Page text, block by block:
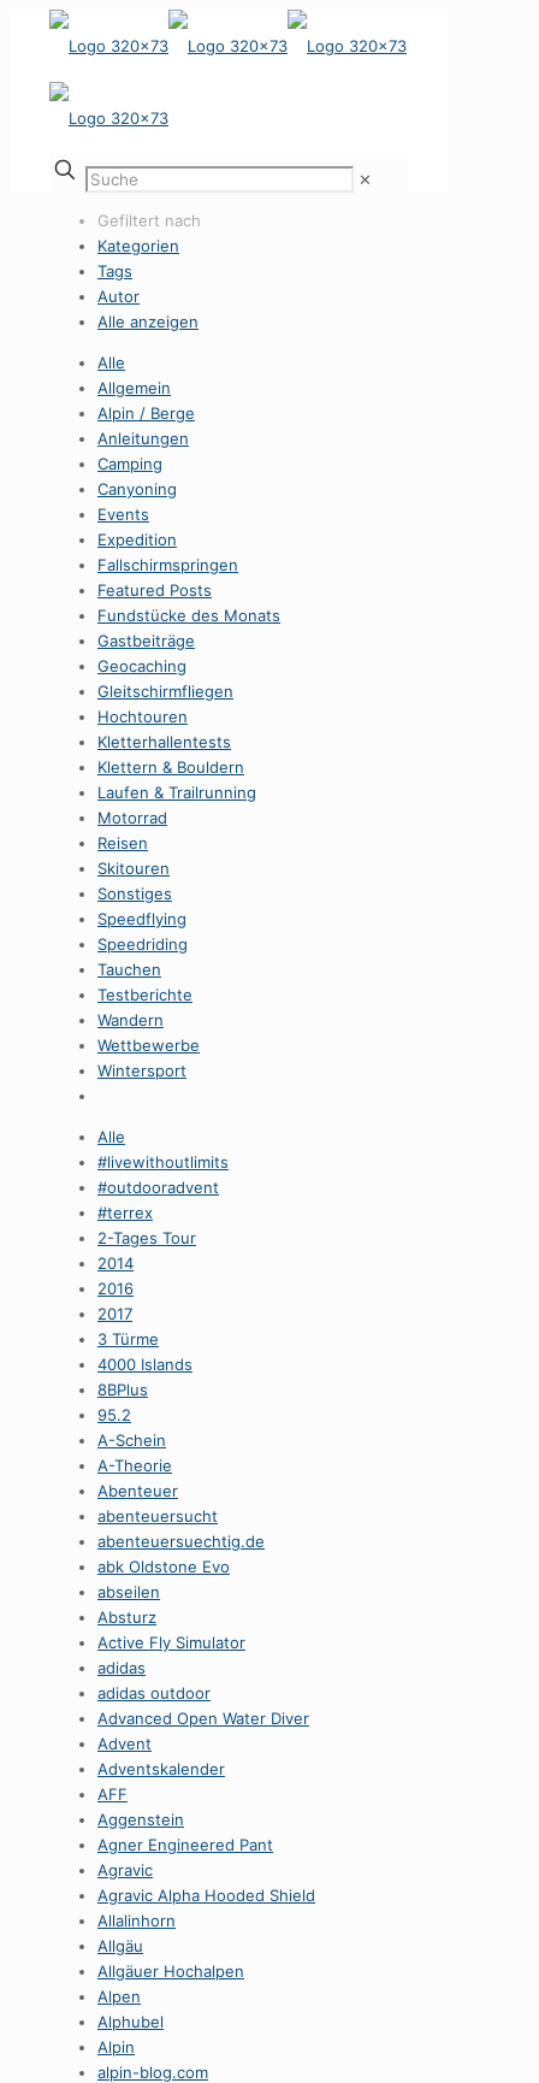
✕
Gefiltert nach
Kategorien
Tags
Autor
Alle anzeigen
Alle
Allgemein
Alpin / Berge
Anleitungen
Camping
Canyoning
Events
Expedition
Fallschirmspringen
Featured Posts
Fundstücke des Monats
Gastbeiträge
Geocaching
Gleitschirmfliegen
Hochtouren
Kletterhallentests
Klettern & Bouldern
Laufen & Trailrunning
Motorrad
Reisen
Skitouren
Sonstiges
Speedflying
Speedriding
Tauchen
Testberichte
Wandern
Wettbewerbe
Wintersport
Alle
#livewithoutlimits
#outdooradvent
#terrex
2-Tages Tour
2014
2016
2017
3 Türme
4000 Islands
8BPlus
95.2
A-Schein
A-Theorie
Abenteuer
abenteuersucht
abenteuersuechtig.de
abk Oldstone Evo
abseilen
Absturz
Active Fly Simulator
adidas
adidas outdoor
Advanced Open Water Diver
Advent
Adventskalender
AFF
Aggenstein
Agner Engineered Pant
Agravic
Agravic Alpha Hooded Shield
Allalinhorn
Allgäu
Allgäuer Hochalpen
Alpen
Alphubel
Alpin
alpin-blog.com